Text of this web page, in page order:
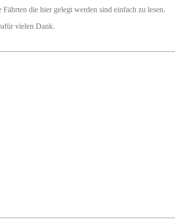
die hier gelegt werden sind einfach zu lesen.
vielen Dank.